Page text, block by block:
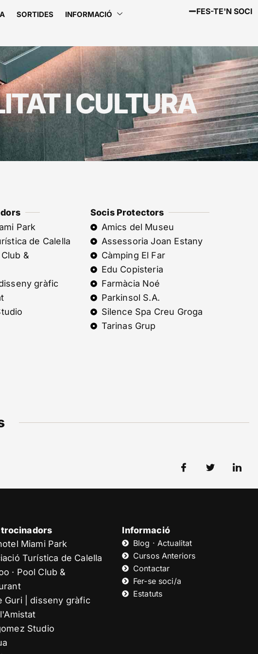
SORTIDES INFORMACIÓ FES-TE'N SOCI
I CULTURA
Park
de Calella
&
gràfic
Socis Protectors
Amics del Museu
Assessoria Joan Estany
Càmping El Far
Edu Copisteria
Farmàcia Noé
Parkinsol S.A.
Silence Spa Creu Groga
Tarinas Grup
Miami Park
Turística de Calella
· Pool Club &
Guri | disseny gràfic
Studio
Informació
Blog · Actualitat
Cursos Anteriors
Contactar
Fer-se soci/a
Estatuts